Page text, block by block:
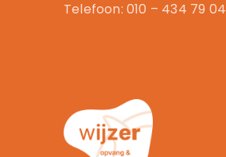
Telefoon: 010 – 434 79 04